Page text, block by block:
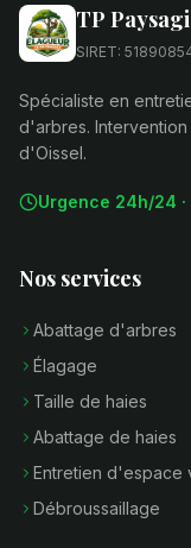
TP
SIRET:
Spécialiste en
d'arbres.
d'Oissel.
Urgence 24h/24 ·
Nos services
Abattage d'arbres
Élagage
Taille de haies
Abattage de haies
Entretien d'espace
Débroussaillage